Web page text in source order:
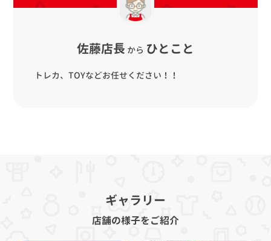
佐藤店長 から ひとこと
トレカ、TOYなどお任せください！！
ギャラリー
店舗の様子をご紹介